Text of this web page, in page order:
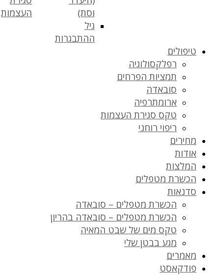
וסת)
גיל
ההתבגרות
העצמות
טיפולים
רפלקסולוגיה
תמציות הפרחים
סובאדה
ארומתרפיה
טקס סגירת העצמות
ריפוי רוחני
מחירים
אודות
המלצות
הכשרת מטפלים
סדנאות
הכשרת מטפלים – סובאדה
הכשרת מטפלים – סובאדה בהריון
טקס מים של שבט המאיה
מגע בבטן שלי
מאמרים
פודקאסט